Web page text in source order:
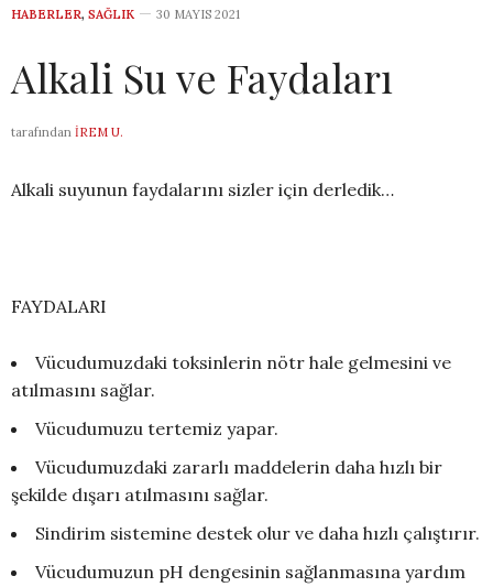
HABERLER, SAĞLIK 30 MAYIS 2021
Alkali Su ve Faydaları
tarafından İREM U.
Alkali suyunun faydalarını sizler için derledik…
FAYDALARI
Vücudumuzdaki toksinlerin nötr hale gelmesini ve
atılmasını sağlar.
Vücudumuzu tertemiz yapar.
Vücudumuzdaki zararlı maddelerin daha hızlı bir
şekilde dışarı atılmasını sağlar.
Sindirim sistemine destek olur ve daha hızlı çalıştırır.
Vücudumuzun pH dengesinin sağlanmasına yardım